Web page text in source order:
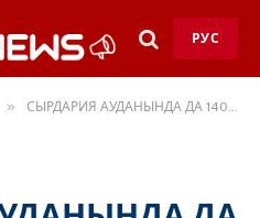
РУС
» СЫРДАРИЯ АУДАНЫНДА ДА 140 ОТБАСЫ ҚОНЫСТОЙ ТОЙЛАДЫ